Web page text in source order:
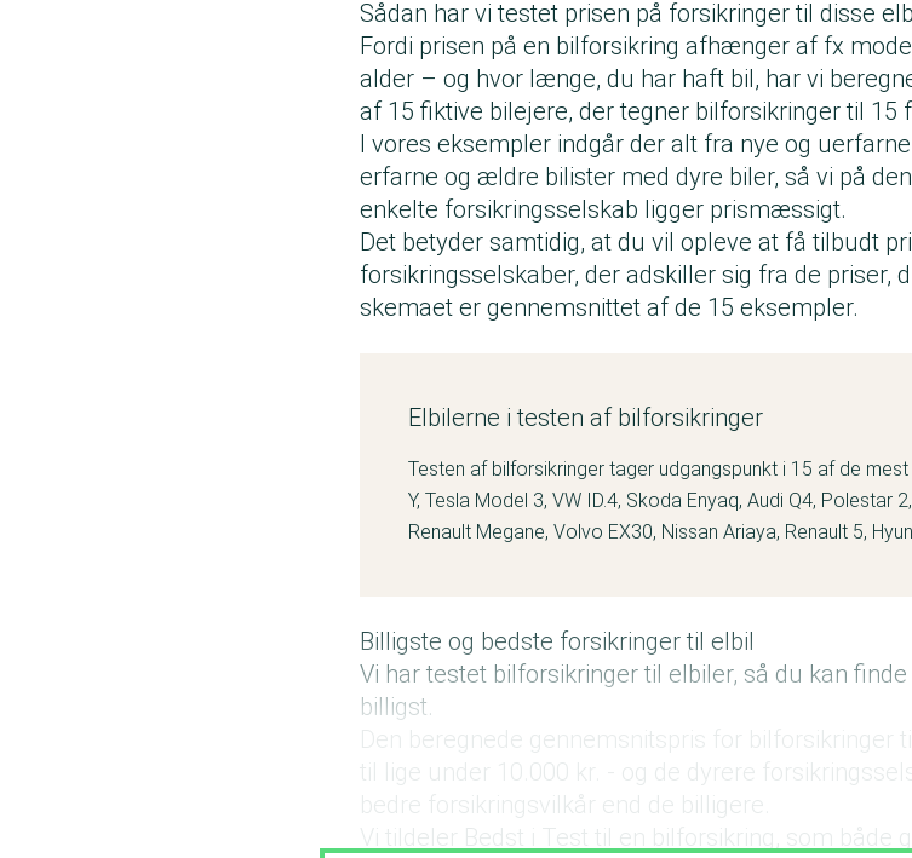
Sådan har vi testet prisen på forsikringer til disse
Fordi prisen på en bilforsikring afhænger af fx
alder – og hvor længe, du har haft bil, har vi
af 15 fiktive bilejere, der tegner bilforsikringer til 15
I vores eksempler indgår der alt fra nye og
erfarne og ældre bilister med dyre biler, så vi på
enkelte forsikringsselskab ligger prismæssigt.
Det betyder samtidig, at du vil opleve at få tilbudt
forsikringsselskaber, der adskiller sig fra de priser,
skemaet er gennemsnittet af de 15 eksempler.
Elbilerne i testen af bilforsikringer
Testen af bilforsikringer tager udgangspunkt i 15 af de
Y, Tesla Model 3, VW ID.4, Skoda Enyaq, Audi Q4, Polestar
Renault Megane, Volvo EX30, Nissan Ariaya, Renault 5,
Billigste og bedste forsikringer til elbil
Vi har testet bilforsikringer til elbiler, så du kan
billigst.
til lige under 10.000 kr. - og de dyrere
bedre forsikringsvilkår end de billigere.
Vi tildeler Bedst i Test til en bilforsikring, som både